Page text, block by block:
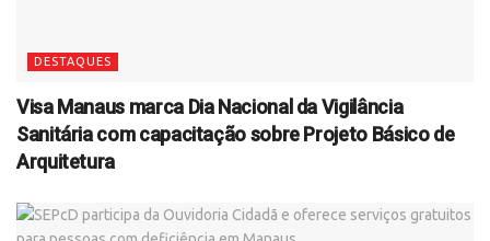
DESTAQUES
Visa Manaus marca Dia Nacional da Vigilância
Sanitária com capacitação sobre Projeto Básico de
Arquitetura